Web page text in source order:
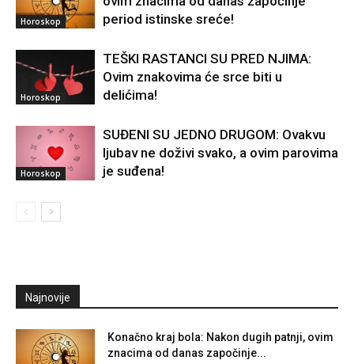
Horoskop
period istinske sreće!
Horoskop
TEŠKI RASTANCI SU PRED NJIMA:
Ovim znakovima će srce biti u
delićima!
Horoskop
SUĐENI SU JEDNO DRUGOM: Ovakvu
ljubav ne doživi svako, a ovim parovima
je suđena!
Najnovije
Konačno kraj bola: Nakon dugih patnji, ovim
znacima od danas započinje...